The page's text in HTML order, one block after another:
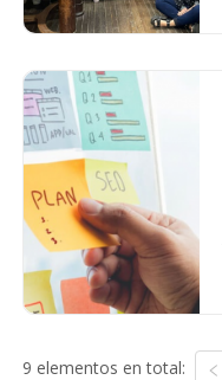
9 elementos en total: